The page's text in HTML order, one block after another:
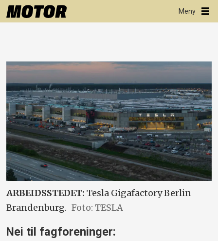
ARBEIDSSTEDET: Tesla Gigafactory Berlin
Brandenburg. Foto: TESLA
Nei til fagforeninger: